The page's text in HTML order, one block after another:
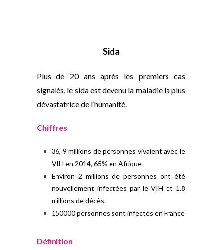
Sida
Plus de 20 ans après les premiers cas
signalés, le sida est devenu la maladie la plus
dévastatrice de l’humanité.
Chiffres
36, 9 millions de personnes vivaient avec le
VIH en 2014, 65% en Afrique
Environ 2 millions de personnes ont été
nouvellement infectées par le VIH et 1.8
millions de décès.
150000 personnes sont infectés en France
Définition